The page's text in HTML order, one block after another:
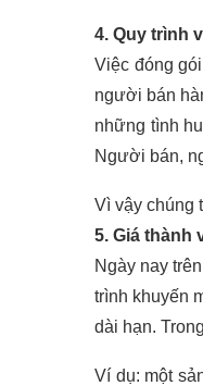
4. Quy trình
Việc đóng
người bán
những tình
Người bán,
Vì vậy chúng
5. Giá thành
Ngày nay
trình khuyến
dài hạn.
Ví dụ: một